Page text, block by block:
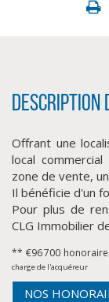
Description
Offrant une
local
zone de vente,
Il bénéficie d'un
Pour plus de
CLG Immobilier
** €96 700
charge de l'acquéreur
NOS